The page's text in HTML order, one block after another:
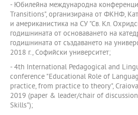
- Юбилейна международна
Transitions", организирана от ФКНФ,
и американистика на СУ "Св. Кл.
годишнината от основаването на
годишнината от създаването на
2018 г., Софийски университет;
- 4th International Pedagogical and
conference "Educational Role of
practice, from practice to theory",
2019 (paper & leader/chair of
Skills");